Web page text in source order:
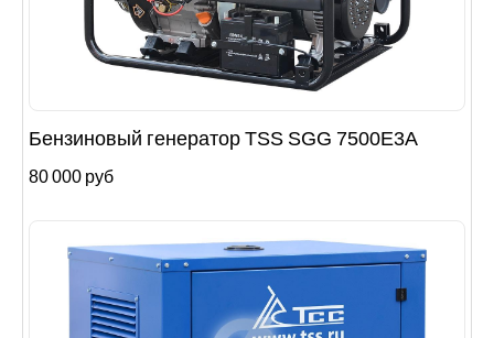
Бензиновый генератор TSS SGG 7500Е3A
80 000 руб